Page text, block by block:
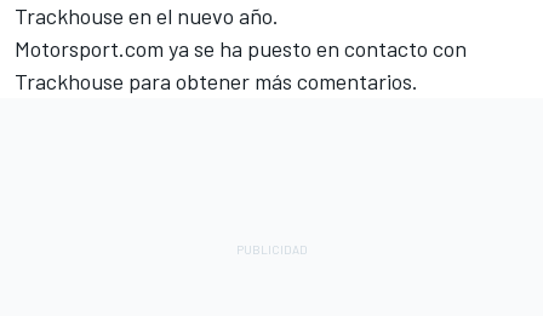
Trackhouse en el nuevo año.
Motorsport.com ya se ha puesto en contacto con
Trackhouse para obtener más comentarios.